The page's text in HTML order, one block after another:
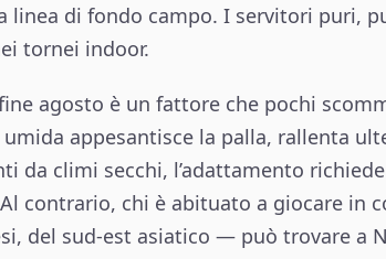
linea di fondo campo. I servitori puri,
tornei indoor.
fine agosto è un fattore che pochi
umida appesantisce la palla, rallenta
da climi secchi, l’adattamento
contrario, chi è abituato a giocare in
del sud-est asiatico — può trovare a